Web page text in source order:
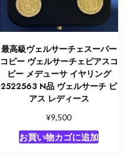
最高級ヴェルサーチェスーパー
コピー ヴェルサーチェピアスコ
ピー メデューサ イヤリング
2522563 N品 ヴェルサーチ ピ
アス レディース
¥9,500
お買い物カゴに追加